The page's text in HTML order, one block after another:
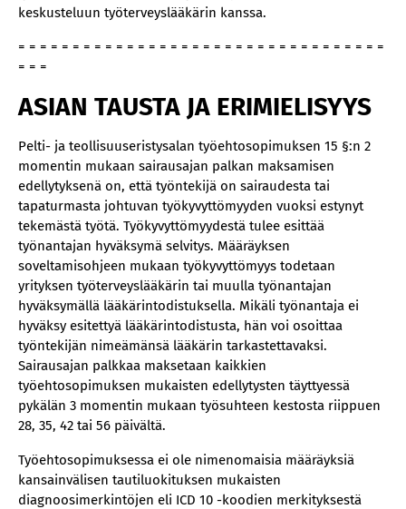
keskusteluun työterveyslääkärin kanssa.
= = = = = = = = = = = = = = = = = = = = = = = = = = = = = = = = = =
= = =
ASIAN TAUSTA JA ERIMIELISYYS
Pelti- ja teollisuuseristysalan työehtosopimuksen 15 §:n 2
momentin mukaan sairausajan palkan maksamisen
edellytyksenä on, että työntekijä on sairaudesta tai
tapaturmasta johtuvan työkyvyttömyyden vuoksi estynyt
tekemästä työtä. Työkyvyttömyydestä tulee esittää
työnantajan hyväksymä selvitys. Määräyksen
soveltamisohjeen mukaan työkyvyttömyys todetaan
yrityksen työterveyslääkärin tai muulla työnantajan
hyväksymällä lääkärintodistuksella. Mikäli työnantaja ei
hyväksy esitettyä lääkärintodistusta, hän voi osoittaa
työntekijän nimeämänsä lääkärin tarkastettavaksi.
Sairausajan palkkaa maksetaan kaikkien
työehtosopimuksen mukaisten edellytysten täyttyessä
pykälän 3 momentin mukaan työsuhteen kestosta riippuen
28, 35, 42 tai 56 päivältä.
Työehtosopimuksessa ei ole nimenomaisia määräyksiä
kansainvälisen tautiluokituksen mukaisten
diagnoosimerkintöjen eli ICD 10 -koodien merkityksestä